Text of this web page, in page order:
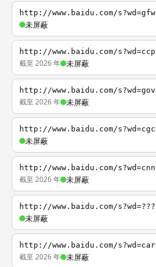
http://www.baidu.com/s?wd=gfw
未屏蔽
http://www.baidu.com/s?wd=ccp
截至 2026 年 未屏蔽
http://www.baidu.com/s?wd=gov
截至 2026 年 未屏蔽
http://www.baidu.com/s?wd=cgc
未屏蔽
http://www.baidu.com/s?wd=cnn
截至 2026 年 未屏蔽
http://www.baidu.com/s?wd=???
未屏蔽
http://www.baidu.com/s?wd=car
截至 2026 年 未屏蔽